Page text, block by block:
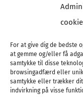
For at give dig de bedste
at gemme og/eller få
samtykke til disse
browsingadfærd eller
samtykke eller trækker dit
indvirkning på visse
E-post: